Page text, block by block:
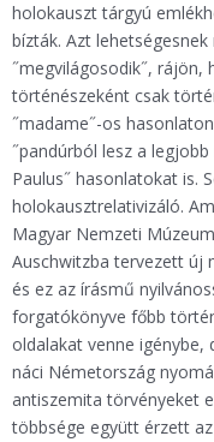
holokauszt tárgyú
bízták. Azt
˝megvilágosodik˝, rájön,
történészeként csak
˝madame˝-os
˝pandúrból lesz a
Paulus˝ hasonlatokat is.
holokausztrelativizáló.
Magyar Nemzeti
Auschwitzba tervezett új
és ez az írásmű
forgatókönyve főbb
oldalakat venne igénybe,
náci Németország
antiszemita törvényeket
többsége együtt érzett